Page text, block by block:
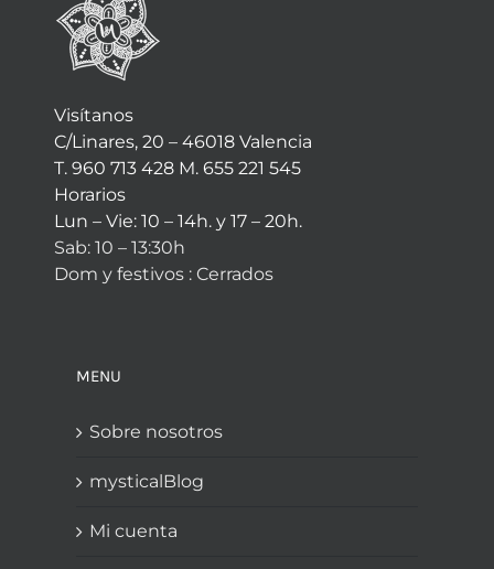
Visítanos
C/Linares, 20 – 46018 Valencia
T. 960 713 428 M. 655 221 545
Horarios
Lun – Vie: 10 – 14h. y 17 – 20h.
Sab: 10 – 13:30h
Dom y festivos : Cerrados
MENU
Sobre nosotros
mysticalBlog
Mi cuenta